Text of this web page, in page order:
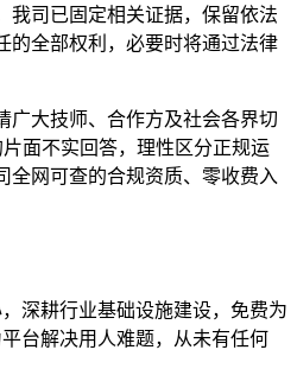
司已固定相关证据， 保留依法
的全部权利 ，必要时将通过法律
广大技师、合作方及社会各界切
面不实回答，理性区分正规运
全网可查的合规资质、零收费入
深耕行业基础设施建设，免费为
台解决用人难题，从未有任何